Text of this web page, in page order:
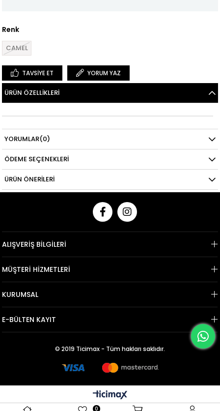
Renk
CAMEL
TAVSIYE ET YORUM YAZ
ÜRÜN ÖZELLIKLERI
YORUMLAR(0)
ÖDEME SEÇENEKLERI
ÜRÜN ÖNERILERI
ALIŞVERİŞ BİLGİLERİ
MÜŞTERİ HİZMETLERİ
KURUMSAL
E-BÜLTEN KAYIT
© 2019 Ticimax - Tüm hakları saklıdır.
0